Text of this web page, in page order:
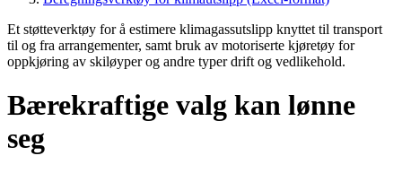
Et støtteverktøy for å estimere klimagassutslipp knyttet til transport
til og fra arrangementer, samt bruk av motoriserte kjøretøy for
oppkjøring av skiløyper og andre typer drift og vedlikehold.
Bærekraftige valg kan lønne
seg